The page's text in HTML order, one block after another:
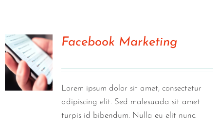
Facebook Marketing
Lorem ipsum dolor sit amet, consectetur
adipiscing elit. Sed malesuada sit amet
turpis id bibendum. Nulla eu elit nunc.